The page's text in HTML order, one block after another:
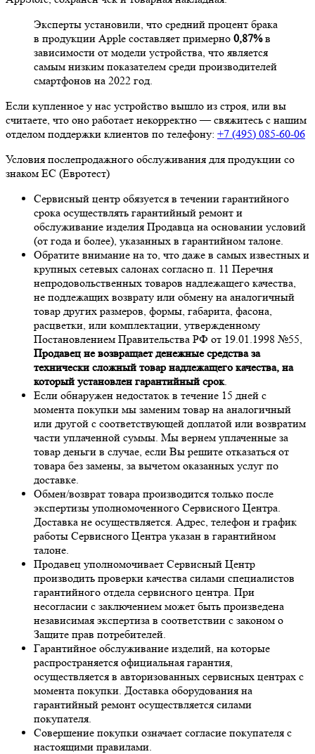
Эксперты установили, что средний процент брака
в продукции Apple составляет примерно 0,87%в
зависимости от модели устройства, что является
самым низким показателем среди производителей
смартфонов на 2022 год.
Если купленное у нас устройство вышло из строя, или вы
считаете, что оно работает некорректно — свяжитесь с нашим
отделом поддержки клиентов по телефону: +7 (495) 085-60-06
Условия послепродажного обслуживания для продукции со
знаком ЕС (Евротест)
Сервисный центр обязуется в течении гарантийного
срока осуществлять гарантийный ремонт и
обслуживание изделия Продавца на основании условий
(от года и более), указанных в гарантийном талоне.
Обратите внимание на то, что даже в самых известных и
крупных сетевых салонах согласно п. 11 Перечня
непродовольственных товаров надлежащего качества,
не подлежащих возврату или обмену на аналогичный
товар других размеров, формы, габарита, фасона,
расцветки, или комплектации, утвержденному
Постановлением Правительства РФ от 19.01.1998 №55,
Продавец не возвращает денежные средства за
технически сложный товар надлежащего качества, на
который установлен гарантийный срок.
Если обнаружен недостаток в течение 15 дней с
момента покупки мы заменим товар на аналогичный
или другой с соответствующей доплатой или возвратим
части уплаченной суммы. Мы вернем уплаченные за
товар деньги в случае, если Вы решите отказаться от
товара без замены, за вычетом оказанных услуг по
доставке.
Обмен/возврат товара производится только после
экспертизы уполномоченного Сервисного Центра.
Доставка не осуществляется. Адрес, телефон и график
работы Сервисного Центра указан в гарантийном
талоне.
Продавец уполномочивает Сервисный Центр
производить проверки качества силами специалистов
гарантийного отдела сервисного центра. При
несогласии с заключением может быть произведена
независимая экспертиза в соответствии с законом о
Защите прав потребителей.
Гарантийное обслуживание изделий, на которые
распространяется официальная гарантия,
осуществляется в авторизованных сервисных центрах с
момента покупки. Доставка оборудования на
гарантийный ремонт осуществляется силами
покупателя.
Совершение покупки означает согласие покупателя с
настоящими правилами.